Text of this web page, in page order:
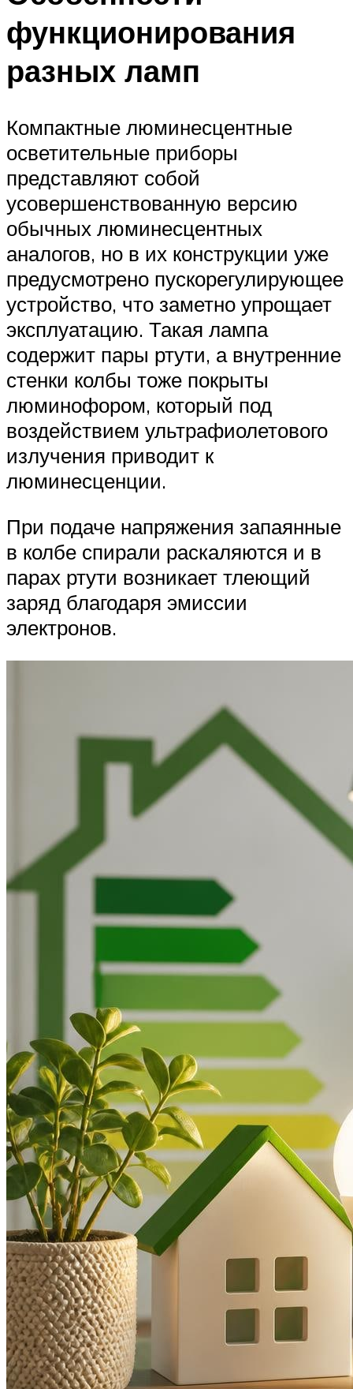
функционирования
разных ламп
Компактные люминесцентные
осветительные приборы
представляют собой
усовершенствованную версию
обычных люминесцентных
аналогов, но в их конструкции уже
предусмотрено пускорегулирующее
устройство, что заметно упрощает
эксплуатацию. Такая лампа
содержит пары ртути, а внутренние
стенки колбы тоже покрыты
люминофором, который под
воздействием ультрафиолетового
излучения приводит к
люминесценции.
При подаче напряжения запаянные
в колбе спирали раскаляются и в
парах ртути возникает тлеющий
заряд благодаря эмиссии
электронов.